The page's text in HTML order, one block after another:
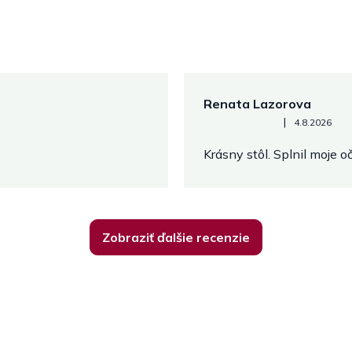
Renata Lazorova
Hodnotenie obchodu je 5
| 4.8.2026
Krásny stôl. Splnil moje
Zobraziť ďalšie recenzie